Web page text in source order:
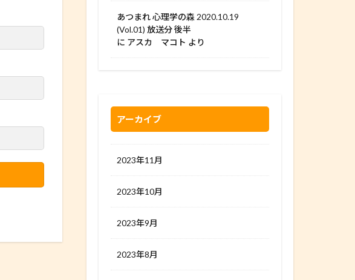
あつまれ 心理学の森 2020.10.19
(Vol.01) 放送分 後半
に アスカ マコト より
アーカイブ
2023年11月
2023年10月
2023年9月
2023年8月